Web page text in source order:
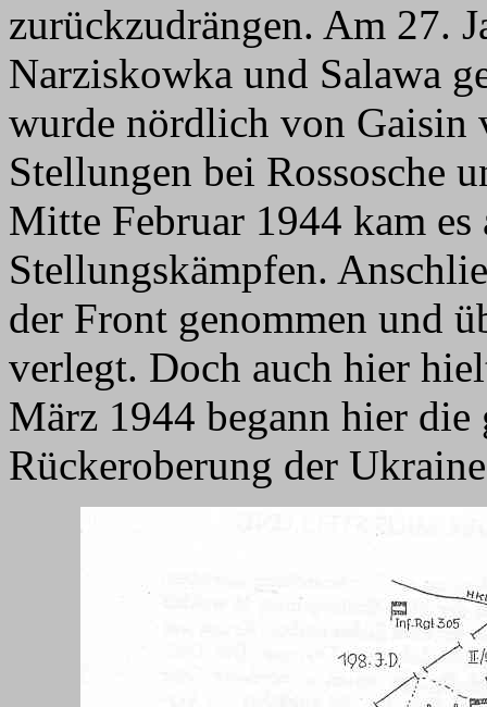
zurückzudrängen. Am 27.
Narziskowka und Salawa
wurde nördlich von Gaisin
Stellungen bei Rossosche
Mitte Februar 1944 kam
Stellungskämpfen.
der Front genommen und
verlegt. Doch auch hier
März 1944 begann hier
Rückeroberung der